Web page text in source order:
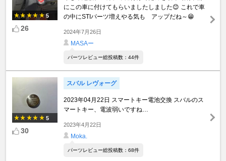
5
26
にこの車に付けてもらいましたしました😊 これで車
の中にSTIパーツ増えやる気も゙アップだね～😁
2024年7月26日
MASAー
パーツレビュー総投稿数：44件
5
30
スバル レヴォーグ
2023年04月22日 スマートキー電池交換 スバルのス
マートキー、電波弱いですね…
2023年4月22日
Moka.
パーツレビュー総投稿数：68件